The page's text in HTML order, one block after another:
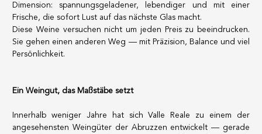
La vinotheque S.A.
Sprache ändernFrançais- English
Dimension: spannungsgeladener, lebendiger und mit einer
Frische, die sofort Lust auf das nächste Glas macht.
Diese Weine versuchen nicht um jeden Preis zu beeindrucken.
Sie gehen einen anderen Weg — mit Präzision, Balance und viel
Persönlichkeit.
Ein Weingut, das Maßstäbe setzt
Innerhalb weniger Jahre hat sich Valle Reale zu einem der
angesehensten Weingüter der Abruzzen entwickelt — gerade